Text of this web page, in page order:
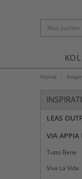
Home
LEAS
VIA APPIA
Tutto Bene
Viva La Vida